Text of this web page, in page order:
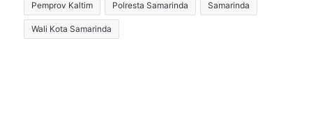
Pemprov Kaltim Polresta Samarinda Samarinda
Wali Kota Samarinda